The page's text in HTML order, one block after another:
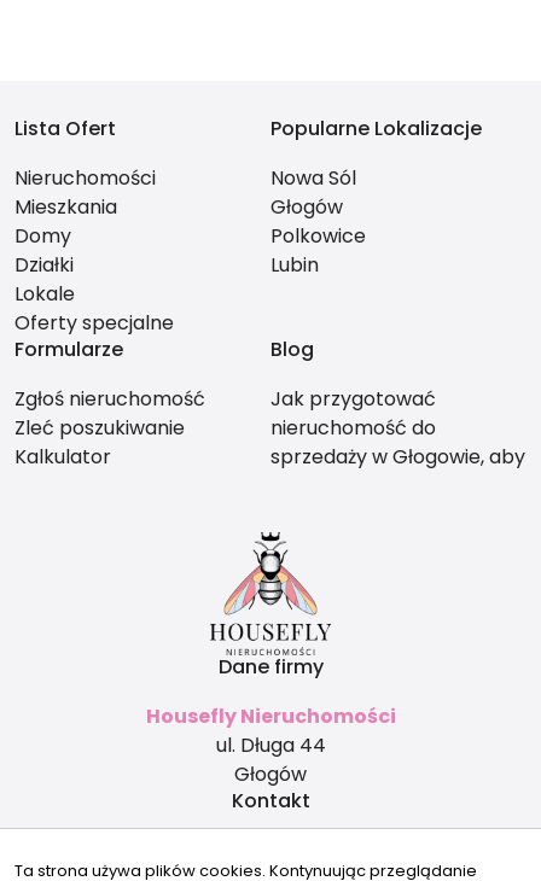
Lista Ofert
Nieruchomości
Mieszkania
Domy
Działki
Lokale
Oferty specjalne
Popularne Lokalizacje
Nowa Sól
Głogów
Polkowice
Lubin
Formularze
Zgłoś nieruchomość
Zleć poszukiwanie
Kalkulator
Blog
Jak przygotować
nieruchomość do
sprzedaży w Głogowie, aby
Dane firmy
Housefly Nieruchomości
ul. Długa 44
Głogów
Kontakt
Ta strona używa plików cookies. Kontynuując przeglądanie